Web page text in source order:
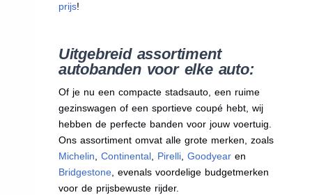
prijs!
Uitgebreid assortiment
autobanden voor elke auto:
Of je nu een compacte stadsauto, een ruime
gezinswagen of een sportieve coupé hebt, wij
hebben de perfecte banden voor jouw voertuig.
Ons assortiment omvat alle grote merken, zoals
Michelin, Continental, Pirelli, Goodyearen
Bridgestone, evenals voordelige budgetmerken
voor de prijsbewuste rijder.